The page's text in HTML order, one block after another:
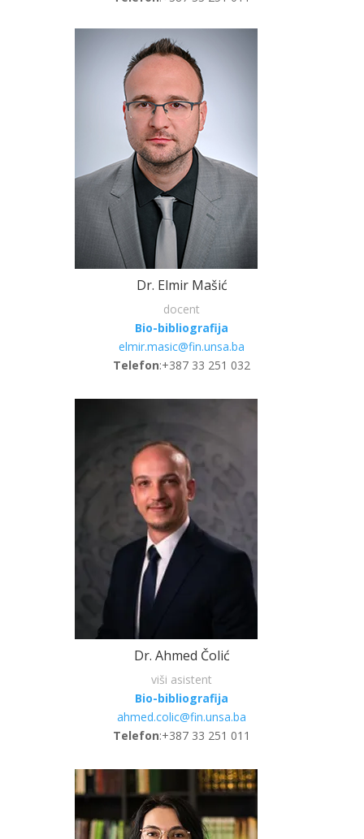
Dr. Elmir Mašić
docent
Bio-bibliografija
elmir.masic@fin.unsa.ba
Telefon:+387 33 251 032
Dr. Ahmed Čolić
viši asistent
Bio-bibliografija
ahmed.colic@fin.unsa.ba
Telefon:+387 33 251 011